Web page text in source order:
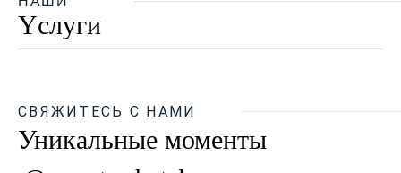
Yслуги
СВЯЖИТЕСЬ С НАМИ
Уникальные моменты